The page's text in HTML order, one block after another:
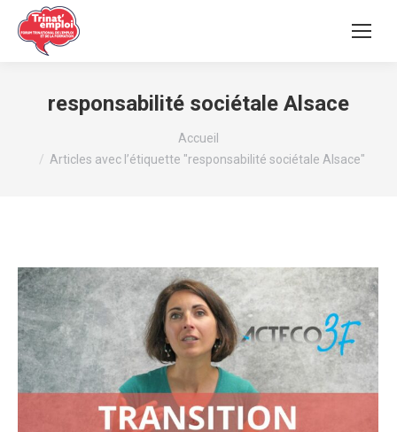
responsabilité sociétale Alsace
Accueil
Articles avec l’étiquette "responsabilité sociétale Alsace"